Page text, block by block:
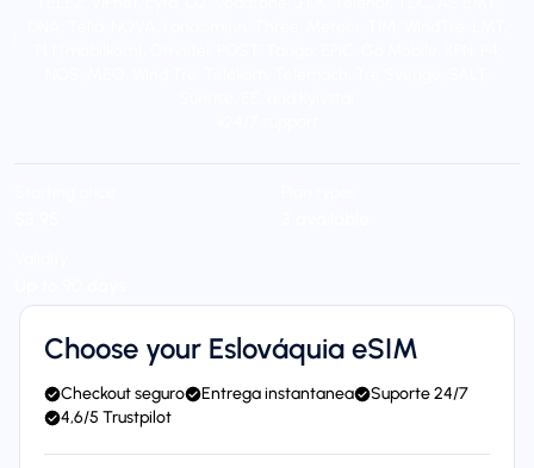
Choose your Eslováquia eSIM
Checkout seguro Entrega instantanea
Suporte 24/7
4,6/5 Trustpilot